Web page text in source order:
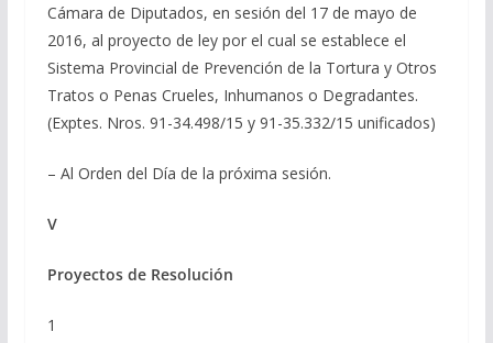
Cámara de Diputados, en sesión del 17 de mayo de
2016, al proyecto de ley por el cual se establece el
Sistema Provincial de Prevención de la Tortura y Otros
Tratos o Penas Crueles, Inhumanos o Degradantes.
(Exptes. Nros. 91-34.498/15 y 91-35.332/15 unificados)
– Al Orden del Día de la próxima sesión.
V
Proyectos de Resolución
1